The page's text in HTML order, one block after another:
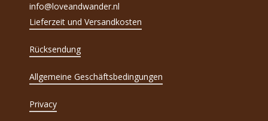
info@loveandwander.nl
Lieferzeit und Versandkosten
Rücksendung
Allgemeine Geschäftsbedingungen
Privacy